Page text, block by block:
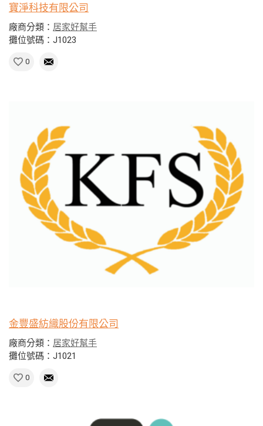
寶淨科技有限公司
廠商分類： 居家好幫手
攤位號碼：J1023
0
金豐盛紡織股份有限公司
廠商分類： 居家好幫手
攤位號碼：J1021
0